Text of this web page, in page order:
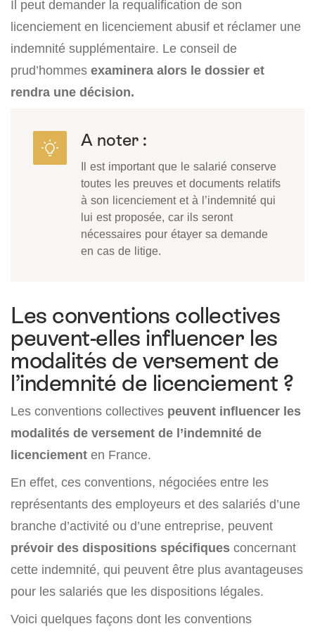
Il peut demander la requalification de son
licenciement en licenciement abusif et réclamer une
indemnité supplémentaire. Le conseil de
prud’hommes examinera alors le dossier et
rendra une décision.
A noter :
Il est important que le salarié conserve
toutes les preuves et documents relatifs
à son licenciement et à l’indemnité qui
lui est proposée, car ils seront
nécessaires pour étayer sa demande
en cas de litige.
Les conventions collectives
peuvent-elles influencer les
modalités de versement de
l’indemnité de licenciement ?
Les conventions collectives peuvent influencer les
modalités de versement de l’indemnité de
licenciement en France.
En effet, ces conventions, négociées entre les
représentants des employeurs et des salariés d’une
branche d’activité ou d’une entreprise, peuvent
prévoir des dispositions spécifiques concernant
cette indemnité, qui peuvent être plus avantageuses
pour les salariés que les dispositions légales.
Voici quelques façons dont les conventions